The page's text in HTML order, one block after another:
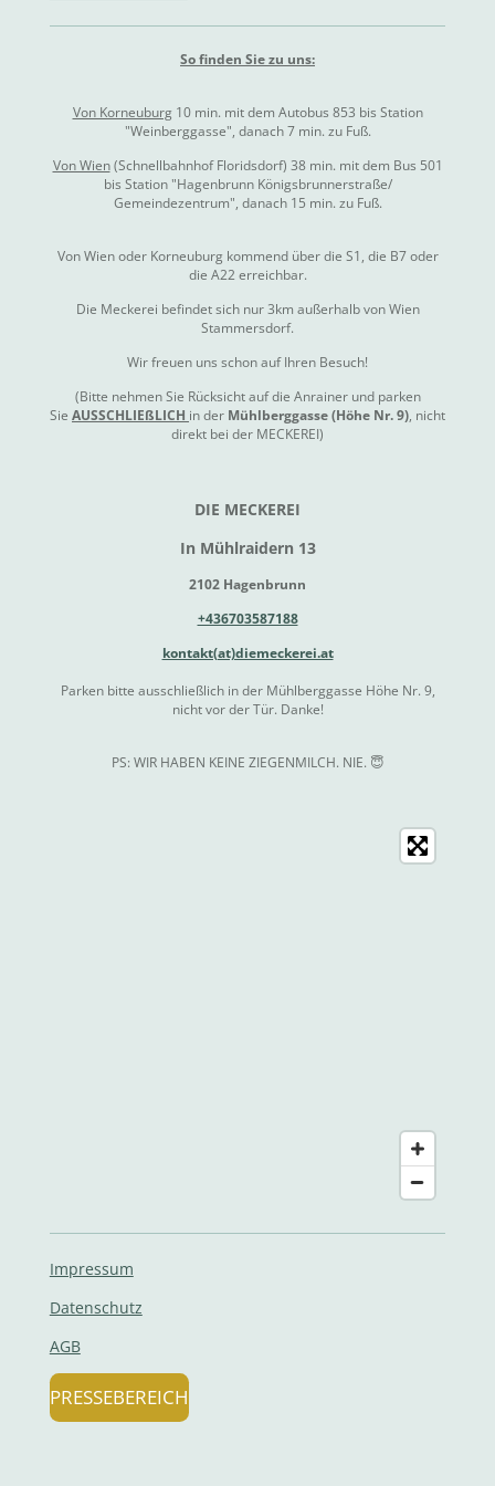
So finden Sie zu uns:
Von Korneuburg10 min. mit dem Autobus 853 bis Station
"Weinberggasse", danach 7 min. zu Fuß.
Von Wien(Schnellbahnhof Floridsdorf) 38 min. mit dem Bus 501
bis Station "Hagenbrunn Königsbrunnerstraße/
Gemeindezentrum", danach 15 min. zu Fuß.
Von Wien oder Korneuburg kommend über die S1, die B7 oder
die A22 erreichbar.
Die Meckerei befindet sich nur 3km außerhalb von Wien
Stammersdorf.
Wir freuen uns schon auf Ihren Besuch!
(Bitte nehmen Sie Rücksicht auf die Anrainer und parken
Sie AUSSCHLIEßLICH in der Mühlberggasse (Höhe Nr. 9) , nicht
direkt bei der MECKEREI)
DIE MECKEREI
In Mühlraidern 13
2102 Hagenbrunn
+436703587188
kontakt(at)diemeckerei.at
Parken bitte ausschließlich in der Mühlberggasse Höhe Nr. 9,
nicht vor der Tür. Danke!
PS: WIR HABEN KEINE ZIEGENMILCH. NIE. 😇
Impressum
Datenschutz
AGB
PRESSEBEREICH